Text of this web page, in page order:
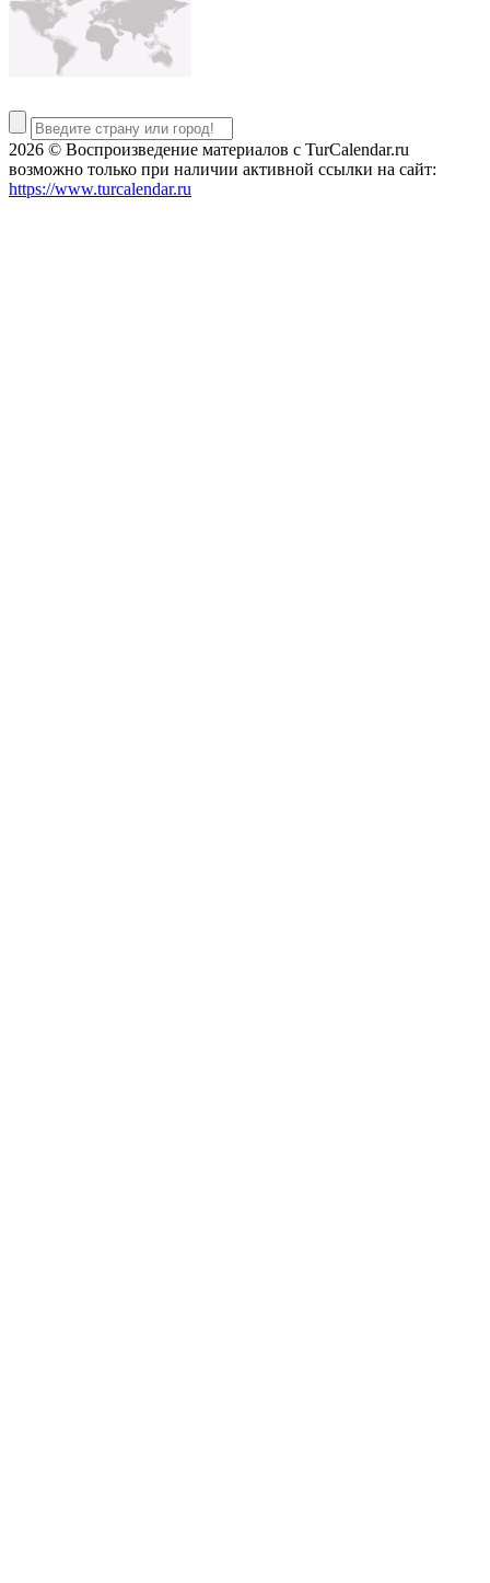
2026 © Воспроизведение материалов c TurCalendar.ru
возможно только при наличии активной ссылки на сайт:
https://www.turcalendar.ru